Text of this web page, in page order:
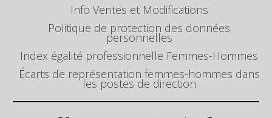
Info Ventes et Modifications
Politique de protection des données
personnelles
Index égalité professionnelle Femmes-Hommes
Écarts de représentation femmes-hommes dans
les postes de direction